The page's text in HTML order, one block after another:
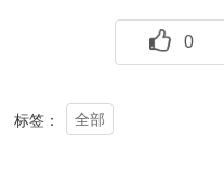
0
标签： 全部